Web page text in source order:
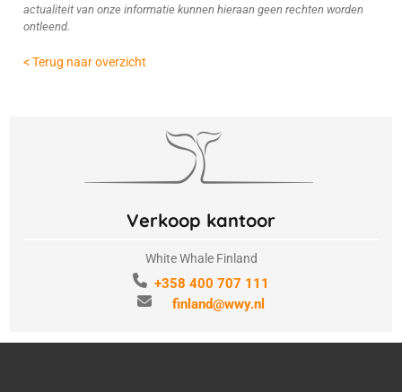
actualiteit van onze informatie kunnen hieraan geen rechten worden
ontleend.
< Terug naar overzicht
Verkoop kantoor
White Whale Finland
+358 400 707 111
finland@wwy.nl